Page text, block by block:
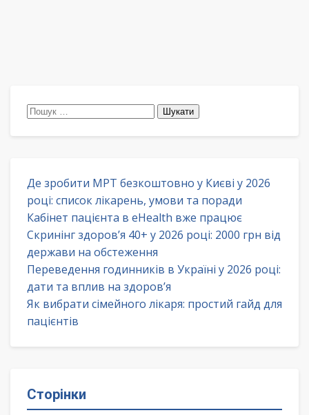
Пошук:
Де зробити МРТ безкоштовно у Києві у 2026
році: список лікарень, умови та поради
Кабінет пацієнта в eHealth вже працює
Скринінг здоров’я 40+ у 2026 році: 2000 грн від
держави на обстеження
Переведення годинників в Україні у 2026 році:
дати та вплив на здоров’я
Як вибрати сімейного лікаря: простий гайд для
пацієнтів
Сторінки